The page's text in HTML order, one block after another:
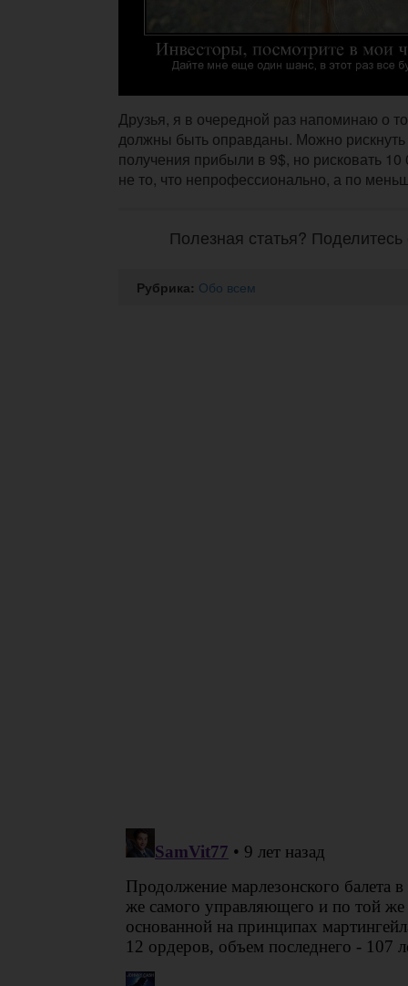
Друзья, я в очередной раз напоминаю о
должны быть оправданы. Можно
получения прибыли в 9$, но рисковать
не то, что непрофессионально, а по
Полезная статья?
Рубрика: Обо всем